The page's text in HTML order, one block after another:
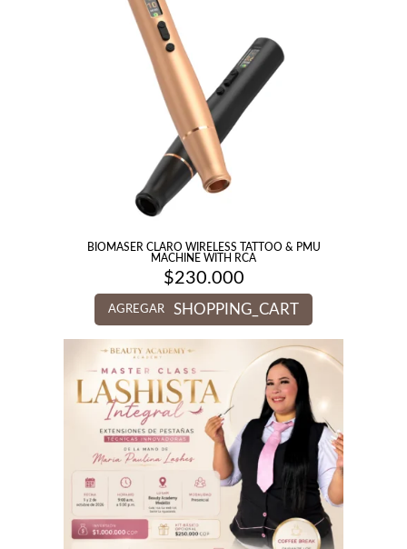
BIOMASER CLARO WIRELESS TATTOO & PMU
MACHINE WITH RCA
$230.000
AGREGAR SHOPPING_CART